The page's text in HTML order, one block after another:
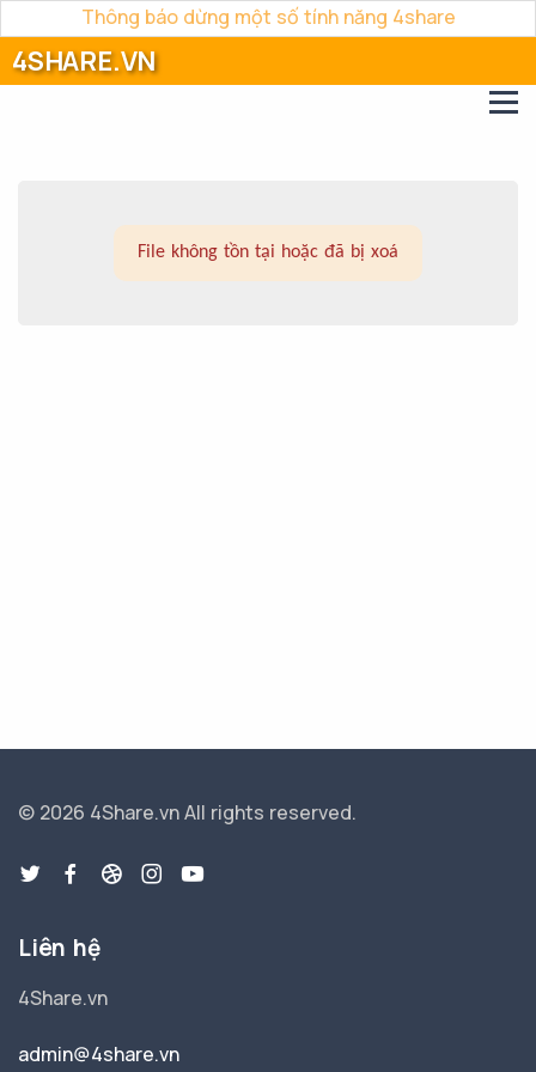
Thông báo dừng một số tính năng 4share
4SHARE.VN
File không tồn tại hoặc đã bị xoá
© 2026 4Share.vnAll rights reserved.
Liên hệ
4Share.vn
admin@4share.vn